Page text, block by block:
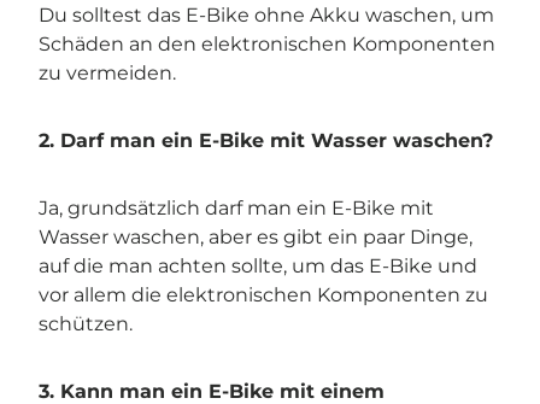
Du solltest das E-Bike ohne Akku waschen, um
Schäden an den elektronischen Komponenten
zu vermeiden.
2. Darf man ein E-Bike mit Wasser waschen?
Ja, grundsätzlich darf man ein E-Bike mit
Wasser waschen, aber es gibt ein paar Dinge,
auf die man achten sollte, um das E-Bike und
vor allem die elektronischen Komponenten zu
schützen.
3. Kann man ein E-Bike mit einem